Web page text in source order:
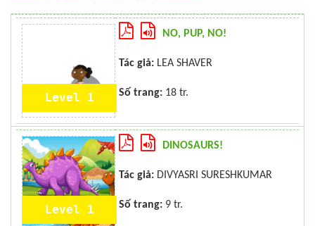
Level 1
NO, PUP, NO!
Tác giả: LEA SHAVER
Số trang: 18 tr.
Level 1
DINOSAURS!
Tác giả: DIVYASRI SURESHKUMAR
Số trang: 9 tr.